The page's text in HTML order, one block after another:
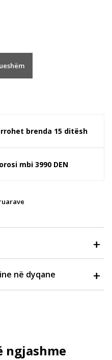
brenda 15 ditësh
mbi 3990 DEN
në dyqane
ngjashme